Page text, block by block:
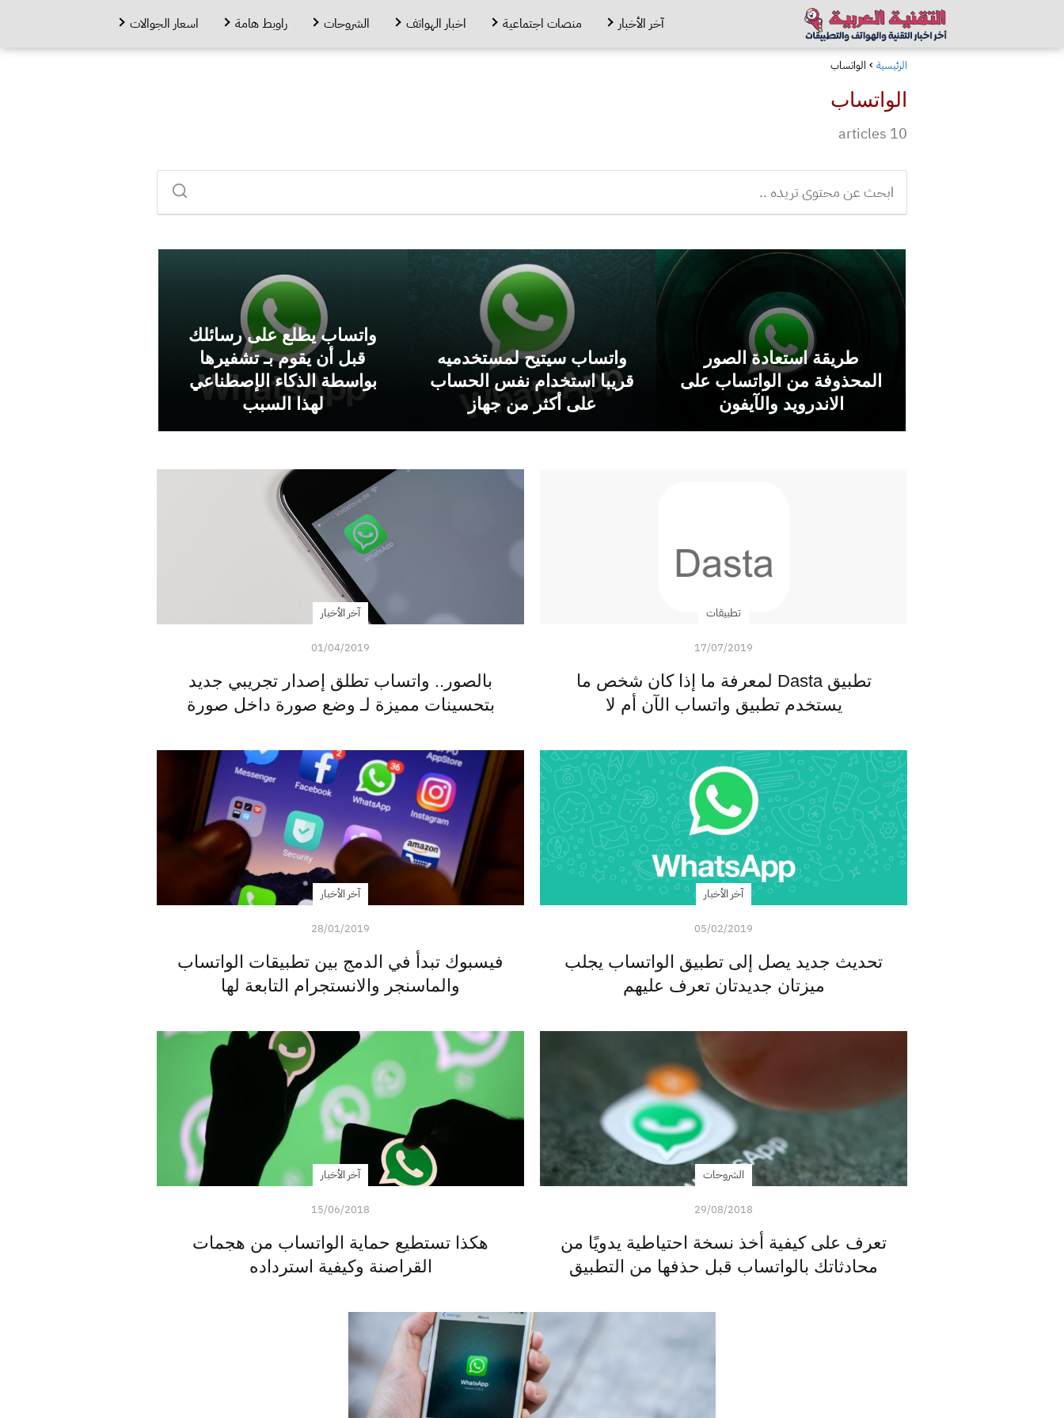
آخر الأخبار منصات اجتماعية اخبار الهواتف الشروحات راوبط هامة اسعار الجوالات
الرئيسية الواتساب
الواتساب
10 articles
طريقة استعادة الصور
المحذوفة من الواتساب على
الاندرويد والآيفون
واتساب سيتيح لمستخدميه
قريبا استخدام نفس الحساب
على أكثر من جهاز
واتساب يطلع على رسائلك
قبل أن يقوم بـ تشفيرها
بواسطة الذكاء الإصطناعي
لهذا السبب
تطبيقات
17/07/2019
تطبيق Dasta لمعرفة ما إذا كان شخص ما
يستخدم تطبيق واتساب الآن أم لا
آخر الأخبار
01/04/2019
بالصور.. واتساب تطلق إصدار تجريبي جديد
بتحسينات مميزة لـ وضع صورة داخل صورة
آخر الأخبار
05/02/2019
تحديث جديد يصل إلى تطبيق الواتساب يجلب
ميزتان جديدتان تعرف عليهم
آخر الأخبار
28/01/2019
فيسبوك تبدأ في الدمج بين تطبيقات الواتساب
والماسنجر والانستجرام التابعة لها
الشروحات
29/08/2018
تعرف على كيفية أخذ نسخة احتياطية يدويًا من
محادثاتك بالواتساب قبل حذفها من التطبيق
آخر الأخبار
15/06/2018
هكذا تستطيع حماية الواتساب من هجمات
القراصنة وكيفية استرداده